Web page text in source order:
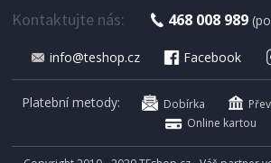
Kontaktujte nás: 468 008 989
info@teshop.cz Facebook
Platební metody: Dobírka
Online kartou